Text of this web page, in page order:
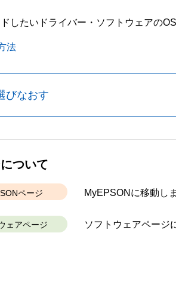
したいドライバー・ソフトウェアの
法
びなおす
ついて
ページ MyEPSONに移動し
ェアページ ソフトウェアページ